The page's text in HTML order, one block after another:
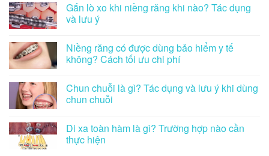
Gắn lò xo khi niềng răng khi nào? Tác dụng
và lưu ý
Niềng răng có được dùng bảo hiểm y tế
không? Cách tối ưu chi phí
Chun chuỗi là gì? Tác dụng và lưu ý khi dùng
chun chuỗi
Di xa toàn hàm là gì? Trường hợp nào cần
thực hiện